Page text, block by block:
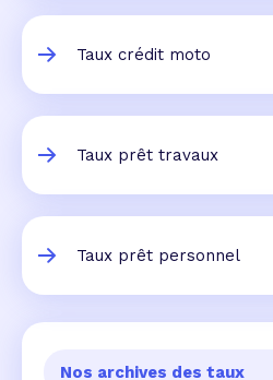
Taux crédit moto
Taux prêt travaux
Taux prêt personnel
Nos archives des taux